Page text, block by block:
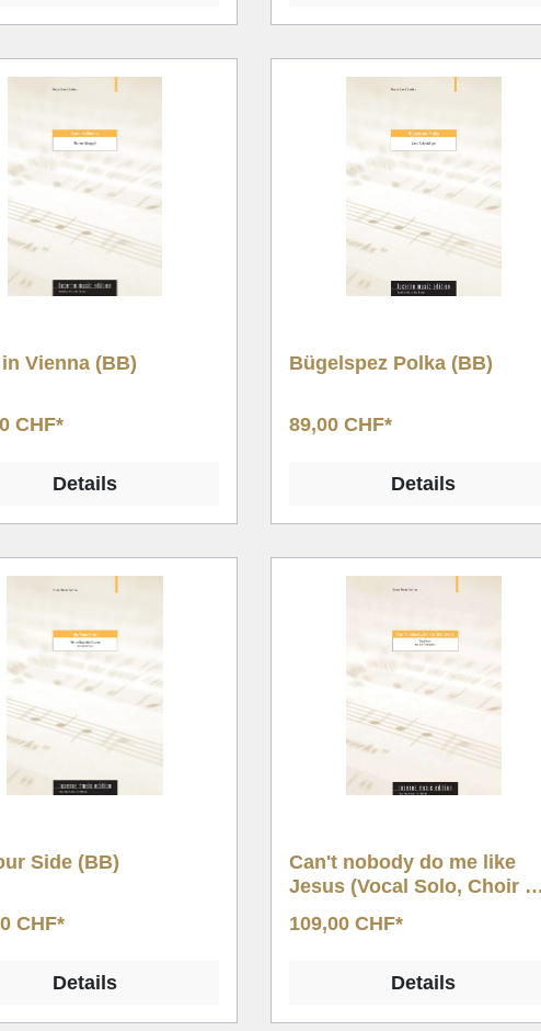
Vienna (BB)
CHF*
Details
Bügelspez Polka (BB)
89,00 CHF*
Details
Side (BB)
CHF*
Details
Can't nobody do me like
Jesus (Vocal Solo, Choir &
109,00 CHF*
Details